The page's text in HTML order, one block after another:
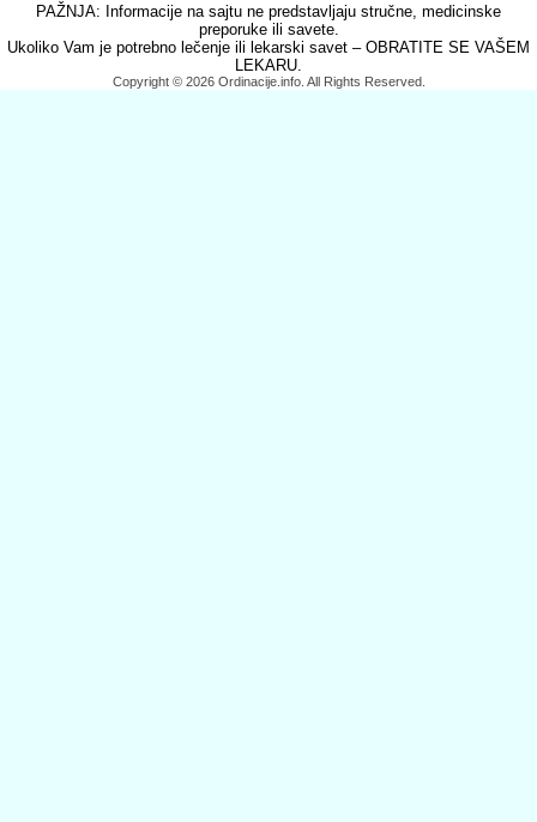
PAŽNJA: Informacije na sajtu ne predstavljaju stručne, medicinske
preporuke ili savete.
Ukoliko Vam je potrebno lečenje ili lekarski savet – OBRATITE SE VAŠEM
LEKARU.
Copyright © 2026 Ordinacije.info. All Rights Reserved.